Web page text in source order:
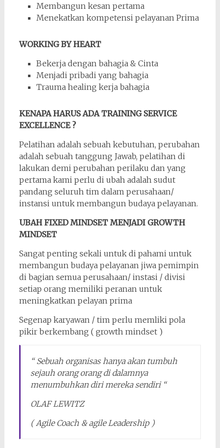
Membangun kesan pertama
Menekatkan kompetensi pelayanan Prima
WORKING BY HEART
Bekerja dengan bahagia & Cinta
Menjadi pribadi yang bahagia
Trauma healing kerja bahagia
KENAPA HARUS ADA TRAINING SERVICE
EXCELLENCE ?
Pelatihan adalah sebuah kebutuhan, perubahan
adalah sebuah tanggung Jawab, pelatihan di
lakukan demi perubahan perilaku dan yang
pertama kami perlu di ubah adalah sudut
pandang seluruh tim dalam perusahaan/
instansi untuk membangun budaya pelayanan.
UBAH FIXED MINDSET MENJADI GROWTH
MINDSET
Sangat penting sekali untuk di pahami untuk
membangun budaya pelayanan jiwa pemimpin
di bagian semua perusahaan/ instasi / divisi
setiap orang memiliki peranan untuk
meningkatkan pelayan prima
Segenap karyawan / tim perlu memliki pola
pikir berkembang ( growth mindset )
“ Sebuah organisas hanya akan tumbuh
sejauh orang orang di dalamnya
menumbuhkan diri mereka sendiri “
OLAF LEWITZ
( Agile Coach & agile Leadership )